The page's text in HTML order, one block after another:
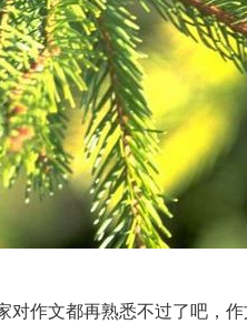
对作文都再熟悉不过了吧，